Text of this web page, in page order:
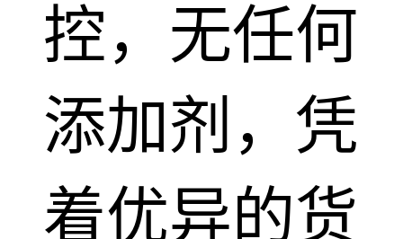
控，无任何
添加剂，凭
着优异的货